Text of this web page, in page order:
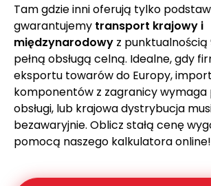
Tam gdzie inni oferują tylko
gwarantujemy transport krajowy i
międzynarodowy z punktualnością
pełną obsługą celną. Idealne, gdy
eksportu towarów do Europy, import
komponentów z zagranicy wymaga
obsługi, lub krajowa dystrybucja
bezawaryjnie. Oblicz stałą cenę
pomocą naszego kalkulatora online!